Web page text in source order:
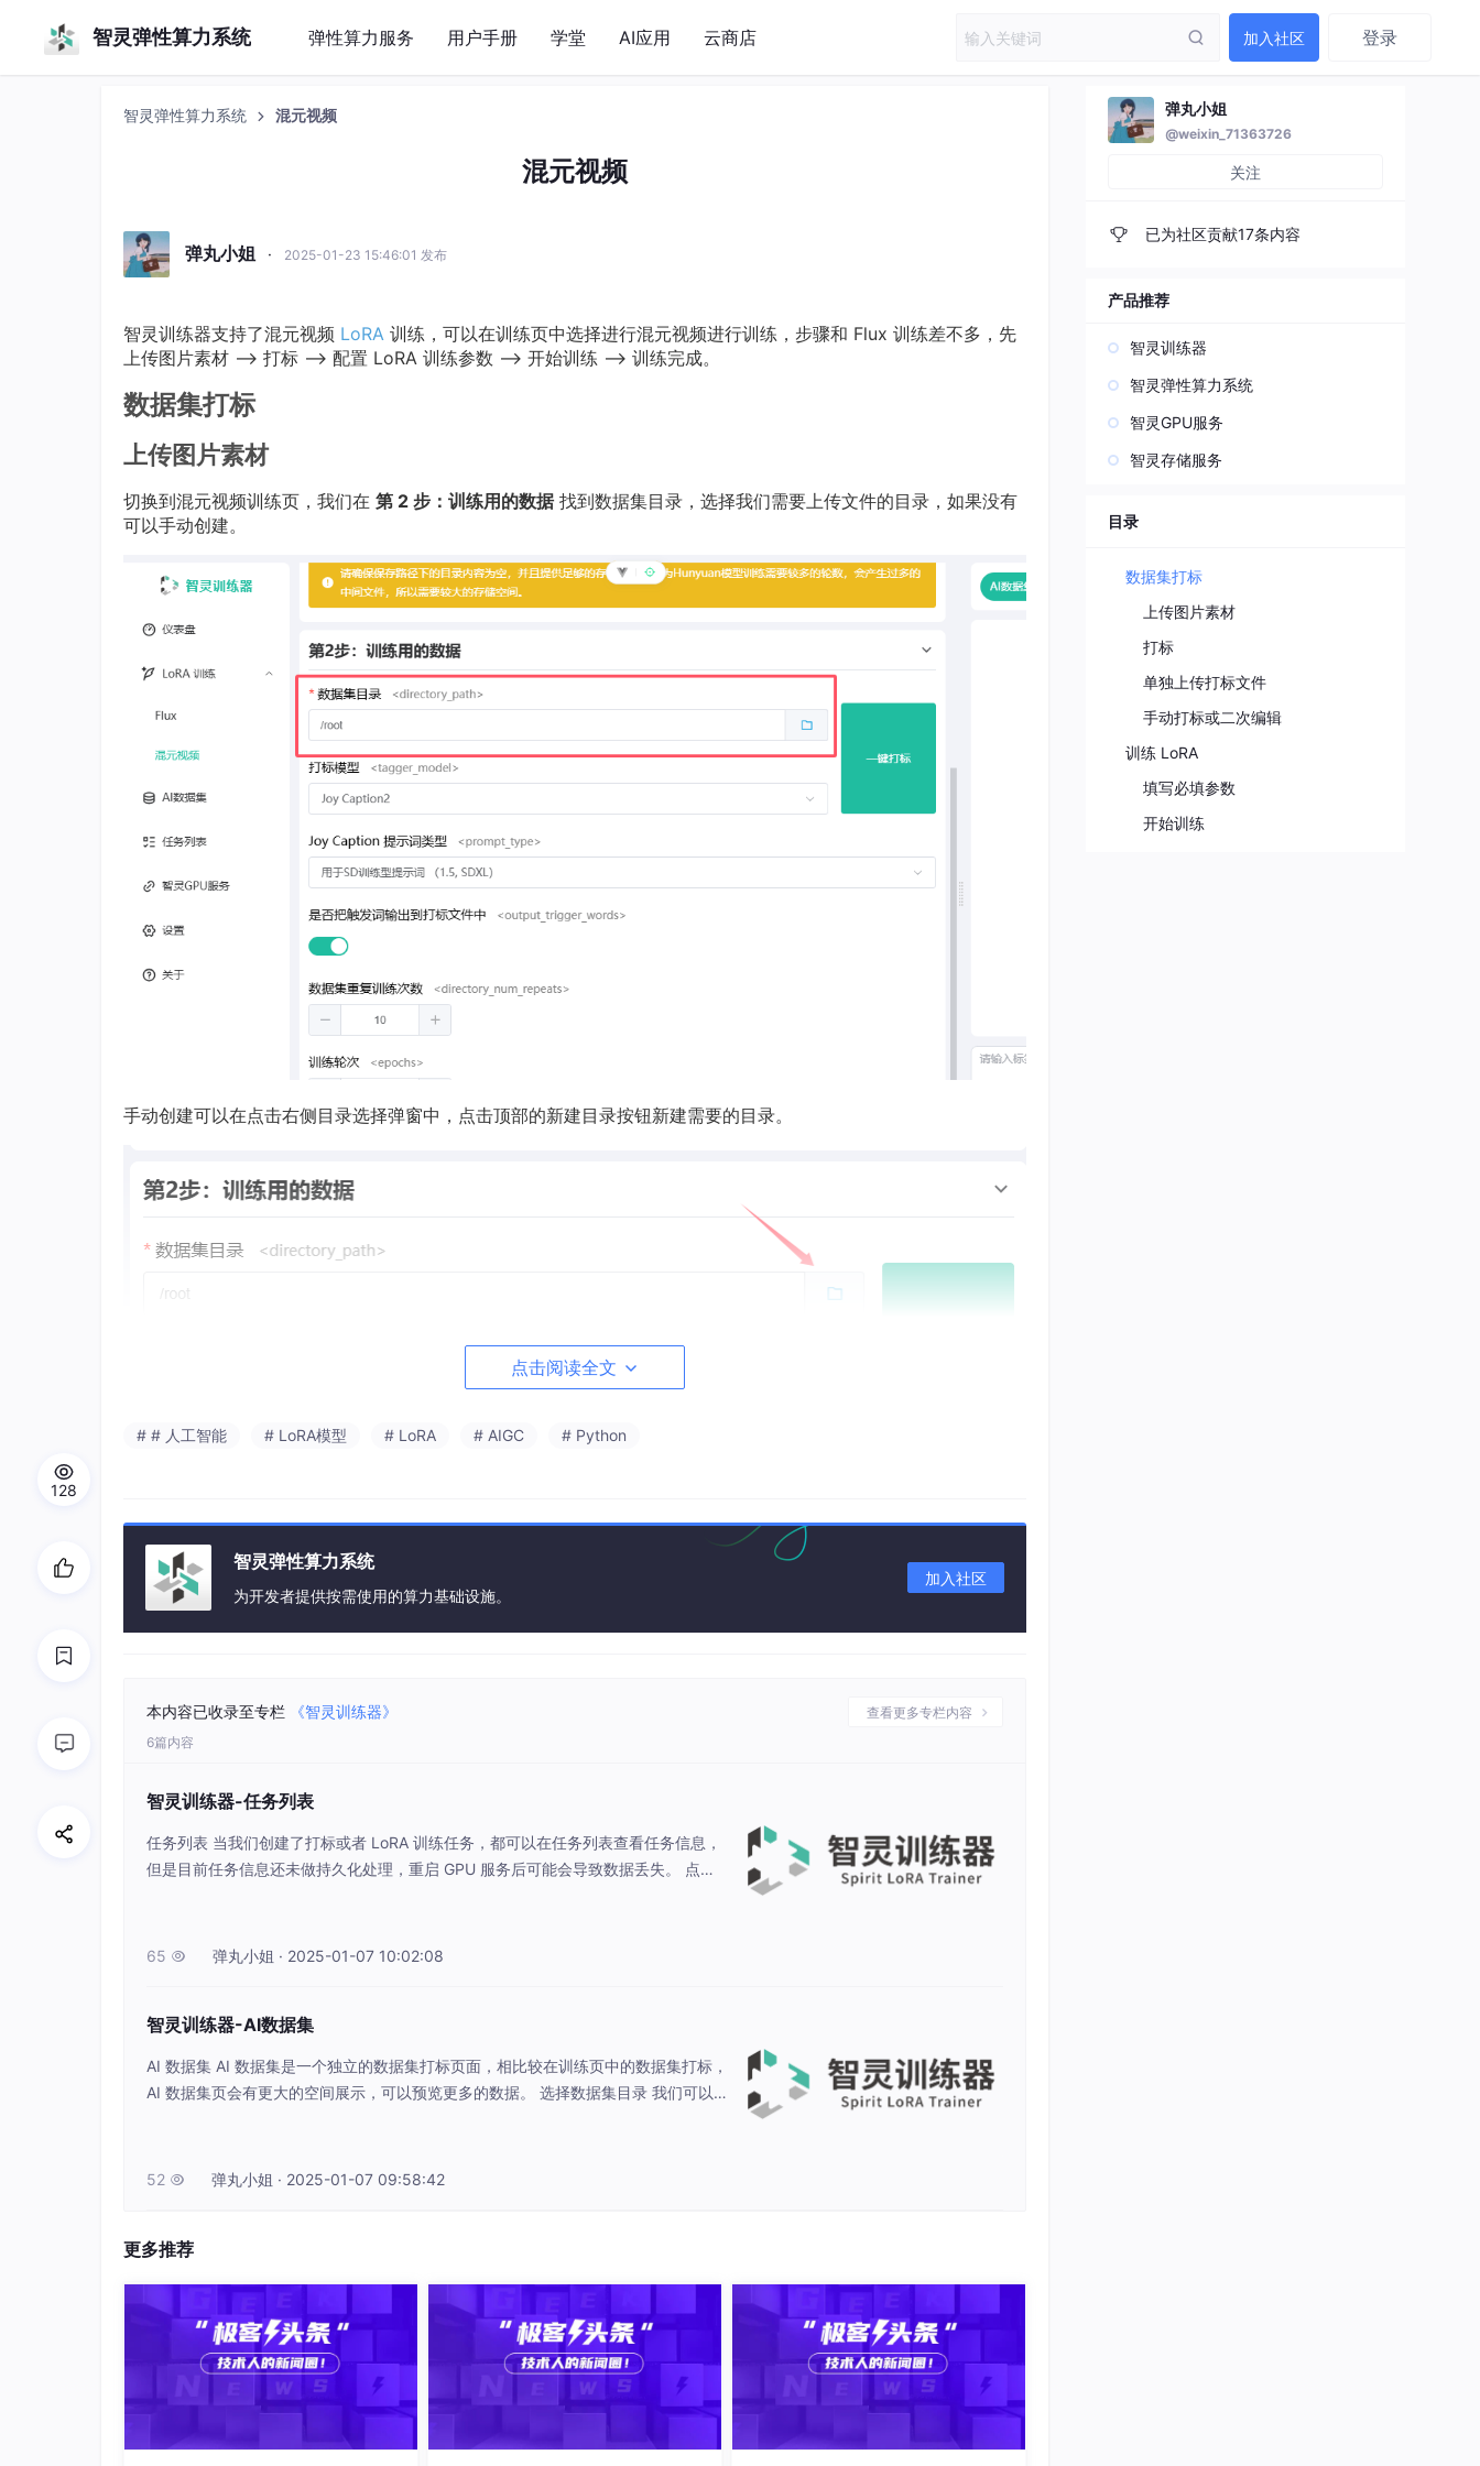
智灵弹性算力系统 弹性算力服务 用户手册 学堂 AI应用 云商店 加入社区 登录
智灵弹性算力系统 混元视频
混元视频
弹丸小姐 · 2025-01-23 15:46:01 发布
智灵训练器支持了混元视频 LoRA 训练，可以在训练页中选择进行混元视频进行训练，步骤和 Flux 训练差不多，先
上传图片素材 --> 打标 --> 配置 LoRA 训练参数 --> 开始训练 --> 训练完成。
数据集打标
上传图片素材
切换到混元视频训练页，我们在 第 2 步：训练用的数据找到数据集目录，选择我们需要上传文件的目录，如果没有
可以手动创建。
手动创建可以在点击右侧目录选择弹窗中，点击顶部的新建目录按钮新建需要的目录。
点击阅读全文
# # 人工智能 # LoRA模型 # LoRA # AIGC # Python
智灵弹性算力系统
为开发者提供按需使用的算力基础设施。
加入社区
本内容已收录至专栏 《智灵训练器》
查看更多专栏内容
6篇内容
智灵训练器-任务列表
任务列表​ 当我们创建了打标或者 LoRA 训练任务，都可以在任务列表查看任务信息，
但是目前任务信息还未做持久化处理，重启 GPU 服务后可能会导致数据丢失。 点击
65  弹丸小姐 · 2025-01-07 10:02:08
智灵训练器-AI数据集
AI 数据集​ AI 数据集是一个独立的数据集打标页面，相比较在训练页中的数据集打标，
AI 数据集页会有更大的空间展示，可以预览更多的数据。 选择数据集目录​ 我们可以
52  弹丸小姐 · 2025-01-07 09:58:42
更多推荐
128
弹丸小姐
@weixin_71363726
关注
已为社区贡献17条内容
产品推荐
智灵训练器
智灵弹性算力系统
智灵GPU服务
智灵存储服务
目录
数据集打标​
上传图片素材​
打标​
单独上传打标文件​
手动打标或二次编辑​
训练 LoRA​
填写必填参数​
开始训练​